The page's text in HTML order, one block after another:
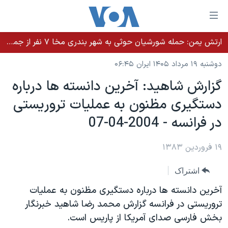
لینکهای
قابل
دسترسی
جهش
محتوای
اصلی
جهش
صفحه
جهش
به
جستجو
خانه
نسخه سبک وب‌سایت
موضوع ها
ایران
آمریکا
جهان
ویژه برنامه‌ها
ویدیوها
برنامه های تلویزیونی
جدول برنامه ها
صفحه‌های ویژه
۲۵۰سالگی آمریکا
بایگانی برنامه‌های تلویزیونی
فرکانس‌های صدای آمریکا
یادگیری زبان انگلیسی
ارتش یمن: حمله شورشیان حوثی به شهر بندری مخا ۷ نفر از جمله غیرنظامیان را کشت
دوشنبه ۱۹ مرداد ۱۴۰۵ ایران ۰۶:۴۵
گزارش شاهيد: آخرين دانسته ها درباره
دستگيری مظنون به عمليات تروريستی
در فرانسه - 2004-04-07
۱۹ فروردین ۱۳۸۳
اشتراک
آخرين دانسته ها درباره دستگيری مظنون به عمليات
تروريستی در فرانسه گزارش محمد رضا شاهيد خبرنگار
بخش فارسی صدای آمريکا از پاريس است.